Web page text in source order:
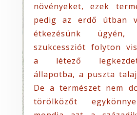
növényeket, ezek
pedig az erdő útban
étkezésünk
szukcessziót folyton
a létező
állapotba, a puszta
De a természet nem
törölközőt